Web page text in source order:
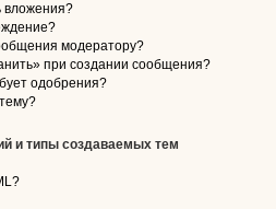
вложения?
модератору?
при создании сообщения?
одобрения?
и типы создаваемых тем